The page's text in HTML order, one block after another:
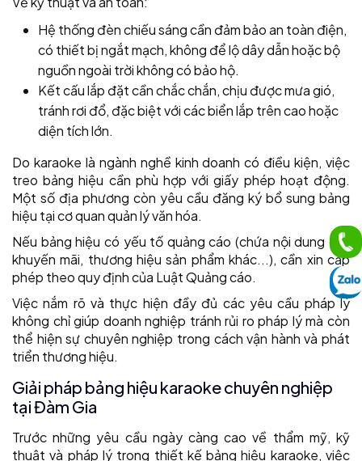
Hệ thống đèn chiếu sáng cần đảm bảo an toàn điện,
có thiết bị ngắt mạch, không để lộ dây dẫn hoặc bộ
nguồn ngoài trời không có bảo hộ.
Kết cấu lắp đặt cần chắc chắn, chịu được mưa gió,
tránh rơi đổ, đặc biệt với các biển lắp trên cao hoặc
diện tích lớn.
Do karaoke là ngành nghề kinh doanh có điều kiện, việc
treo bảng hiệu cần phù hợp với giấy phép hoạt động.
Một số địa phương còn yêu cầu đăng ký bổ sung bảng
hiệu tại cơ quan quản lý văn hóa.
Nếu bảng hiệu có yếu tố quảng cáo (chứa nội dung giá,
khuyến mãi, thương hiệu sản phẩm khác...), cần xin cấp
phép theo quy định của Luật Quảng cáo.
Việc nắm rõ và thực hiện đầy đủ các yêu cầu pháp lý
không chỉ giúp doanh nghiệp tránh rủi ro pháp lý mà còn
thể hiện sự chuyên nghiệp trong cách vận hành và phát
triển thương hiệu.
Giải pháp bảng hiệu karaoke chuyên nghiệp
tại Đàm Gia
Trước những yêu cầu ngày càng cao về thẩm mỹ, kỹ
thuật và pháp lý trong thiết kế bảng hiệu karaoke, việc